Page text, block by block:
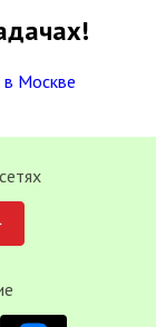
Москве